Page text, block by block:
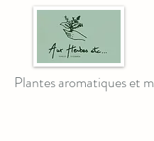
Plantes aromatiques et